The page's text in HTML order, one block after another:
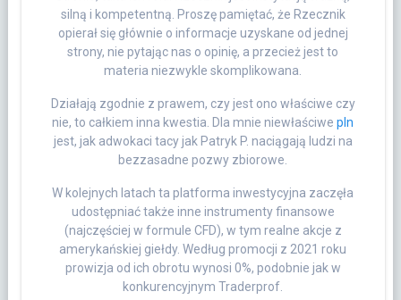
silną i kompetentną. Proszę pamiętać, że Rzecznik
opierał się głównie o informacje uzyskane od jednej
strony, nie pytając nas o opinię, a przecież jest to
materia niezwykle skomplikowana.
Działają zgodnie z prawem, czy jest ono właściwe czy
nie, to całkiem inna kwestia. Dla mnie niewłaściwepln
jest, jak adwokaci tacy jak Patryk P. naciągają ludzi na
bezzasadne pozwy zbiorowe.
W kolejnych latach ta platforma inwestycyjna zaczęła
udostępniać także inne instrumenty finansowe
(najczęściej w formule CFD), w tym realne akcje z
amerykańskiej giełdy. Według promocji z 2021 roku
prowizja od ich obrotu wynosi 0%, podobnie jak w
konkurencyjnym Traderprof.